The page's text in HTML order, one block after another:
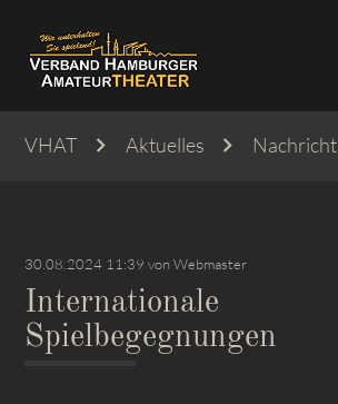
VHAT Aktuelles Nachricht
30.08.2024 11:39 von Webmaster
Internationale
Spielbegegnungen